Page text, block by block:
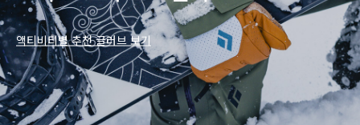
액티비티별 추천 글러브 보기